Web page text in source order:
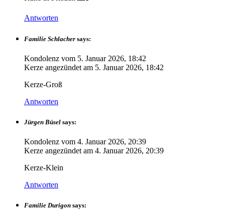
Antworten
Familie Schlacher says:
Kondolenz vom 5. Januar 2026, 18:42
Kerze angezündet am 5. Januar 2026, 18:42
Kerze-Groß
Antworten
Jürgen Büsel says:
Kondolenz vom 4. Januar 2026, 20:39
Kerze angezündet am 4. Januar 2026, 20:39
Kerze-Klein
Antworten
Familie Durigon says: